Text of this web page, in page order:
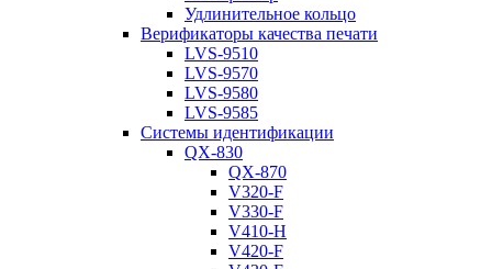
Удлинительное кольцо
Верификаторы качества печати
LVS-9510
LVS-9570
LVS-9580
LVS-9585
Системы идентификации
QX-830
QX-870
V320-F
V330-F
V410-H
V420-F